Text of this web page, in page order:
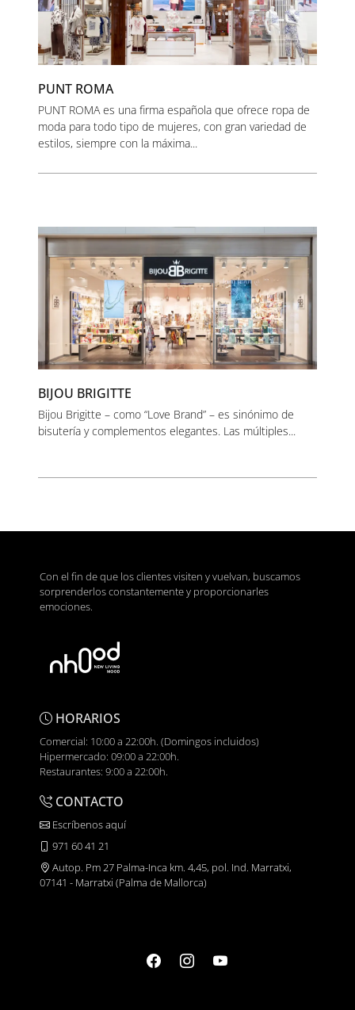
PUNT ROMA
PUNT ROMA es una firma española que ofrece ropa de
moda para todo tipo de mujeres, con gran variedad de
estilos, siempre con la máxima...
BIJOU BRIGITTE
Bijou Brigitte – como “Love Brand” – es sinónimo de
bisutería y complementos elegantes. Las múltiples...
Con el fin de que los clientes visiten y vuelvan, buscamos
sorprenderlos constantemente y proporcionarles
emociones.
HORARIOS
Comercial: 10:00 a 22:00h. (Domingos incluidos)
Hipermercado: 09:00 a 22:00h.
Restaurantes: 9:00 a 22:00h.
CONTACTO
Escríbenos aquí
971 60 41 21
Autop. Pm 27 Palma-Inca km. 4,45, pol. Ind. Marratxi,
07141 - Marratxi (Palma de Mallorca)